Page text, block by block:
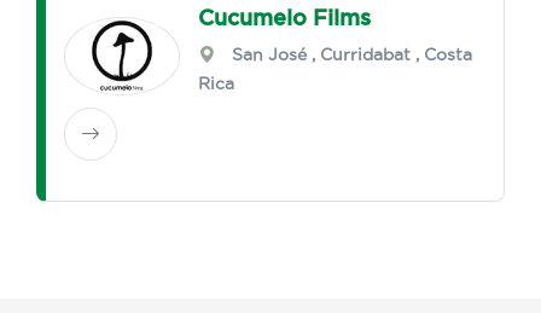
Cucumelo Films
San José , Curridabat , Costa
Rica